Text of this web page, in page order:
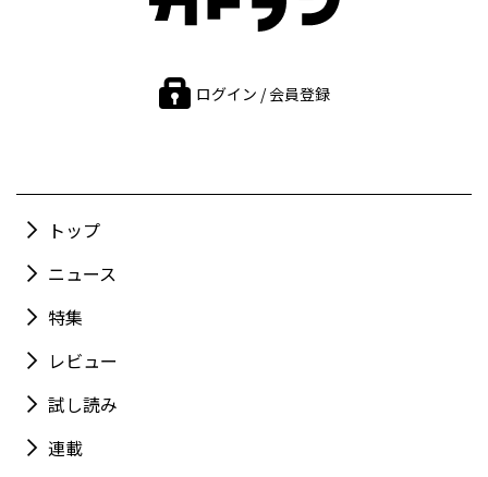
ログイン / 会員登録
トップ
ニュース
特集
レビュー
試し読み
連載